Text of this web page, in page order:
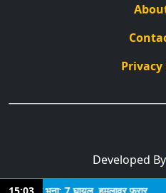
Privacy
15:03से भूना; 7 घायल, हमलावर फरार
Developed By